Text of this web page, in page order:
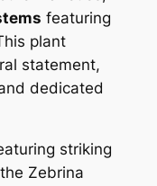
featuring
plant
statement,
dedicated
striking
Zebrina